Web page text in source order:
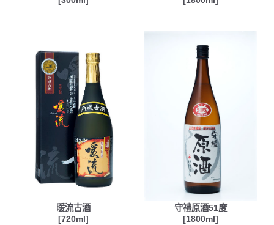
暖流古酒
[720ml]
守禮原酒51度
[1800ml]